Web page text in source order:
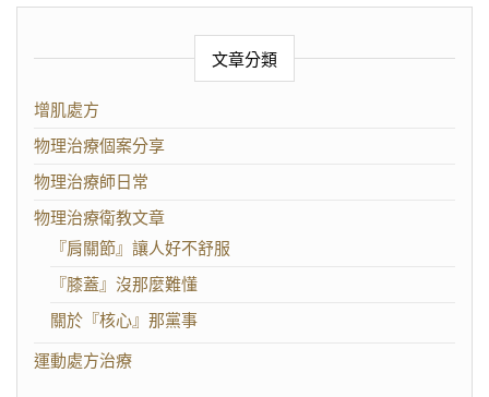
文章分類
增肌處方
物理治療個案分享
物理治療師日常
物理治療衛教文章
『肩關節』讓人好不舒服
『膝蓋』沒那麼難懂
關於『核心』那黨事
運動處方治療